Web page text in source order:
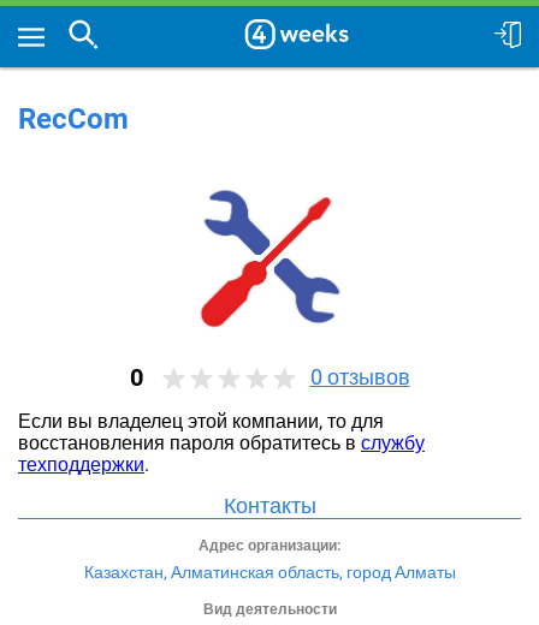
RecCom
0 0 отзывов
Если вы владелец этой компании, то для
восстановления пароля обратитесь в службу
техподдержки.
Контакты
Адрес организации:
Казахстан, Алматинская область, город Алматы
Вид деятельности